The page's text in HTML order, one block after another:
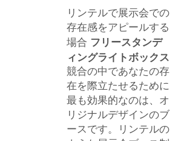
リンテルで展示会での
存在感をアピールする
場合 フリースタンデ
ィングライトボックス
競合の中であなたの存
在を際立たせるために
最も効果的なのは、オ
リジナルデザインのブ
ースです。リンテルの